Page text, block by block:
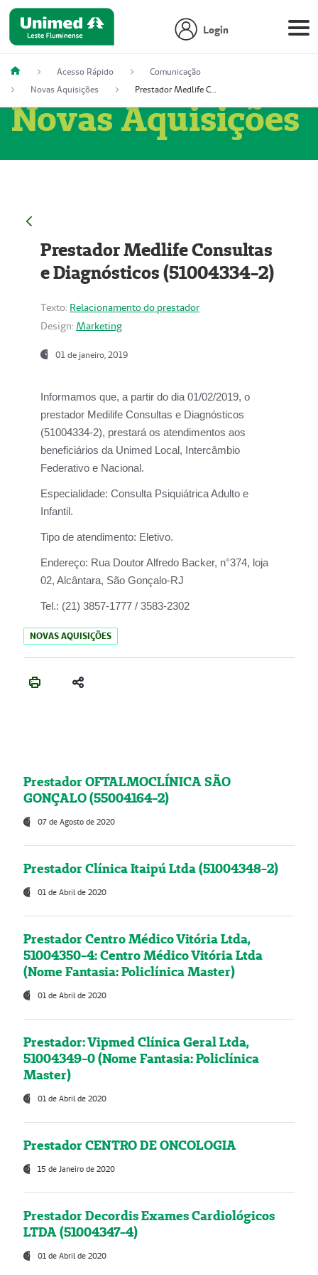
Login
Acesso Rápido
Comunicação
Novas Aquisições
Prestador Medlife Consultas e Diagnósticos (51004334-2)
Novas Aquisições
Prestador Medlife Consultas
e Diagnósticos (51004334-2)
Texto: Relacionamento do prestador
Design: Marketing
01 de janeiro, 2019
Informamos que, a partir do dia 01/02/2019, o
prestador Medilife Consultas e Diagnósticos
(51004334-2), prestará os atendimentos aos
beneficiários da Unimed Local, Intercâmbio
Federativo e Nacional.
Especialidade: Consulta Psiquiátrica Adulto e
Infantil.
Tipo de atendimento: Eletivo.
Endereço: Rua Doutor Alfredo Backer, n°374, loja
02, Alcântara, São Gonçalo-RJ
Tel.: (21) 3857-1777 / 3583-2302
NOVAS AQUISIÇÕES
Prestador OFTALMOCLÍNICA SÃO
GONÇALO (55004164-2)
07 de Agosto de 2020
Prestador Clínica Itaipú Ltda (51004348-2)
01 de Abril de 2020
Prestador Centro Médico Vitória Ltda,
51004350-4: Centro Médico Vitória Ltda
(Nome Fantasia: Policlínica Master)
01 de Abril de 2020
Prestador: Vipmed Clínica Geral Ltda,
51004349-0 (Nome Fantasia: Policlínica
Master)
01 de Abril de 2020
Prestador CENTRO DE ONCOLOGIA
15 de Janeiro de 2020
Prestador Decordis Exames Cardiológicos
LTDA (51004347-4)
01 de Abril de 2020